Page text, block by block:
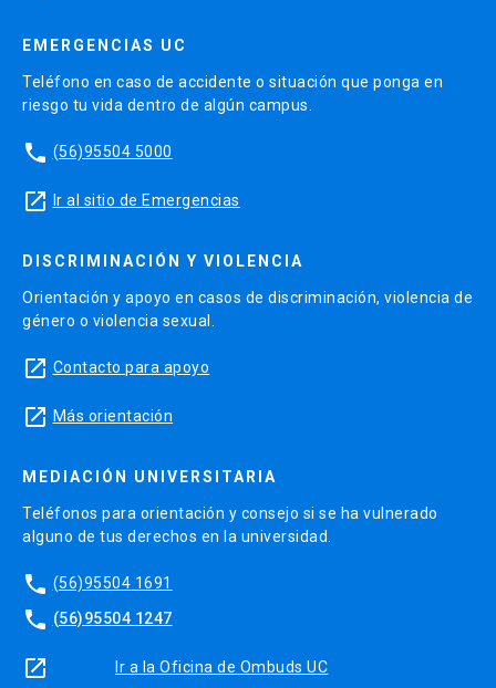
EMERGENCIAS UC
Teléfono en caso de accidente o situación que ponga en
riesgo tu vida dentro de algún campus.
phone (56)95504 5000
launch Ir al sitio de Emergencias
DISCRIMINACIÓN Y VIOLENCIA
Orientación y apoyo en casos de discriminación, violencia de
género o violencia sexual.
launch Contacto para apoyo
launch Más orientación
MEDIACIÓN UNIVERSITARIA
Teléfonos para orientación y consejo si se ha vulnerado
alguno de tus derechos en la universidad.
phone (56)95504 1691
phone (56)95504 1247
launch Ir a la Oficina de Ombuds UC